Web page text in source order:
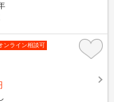
ンライン相談可